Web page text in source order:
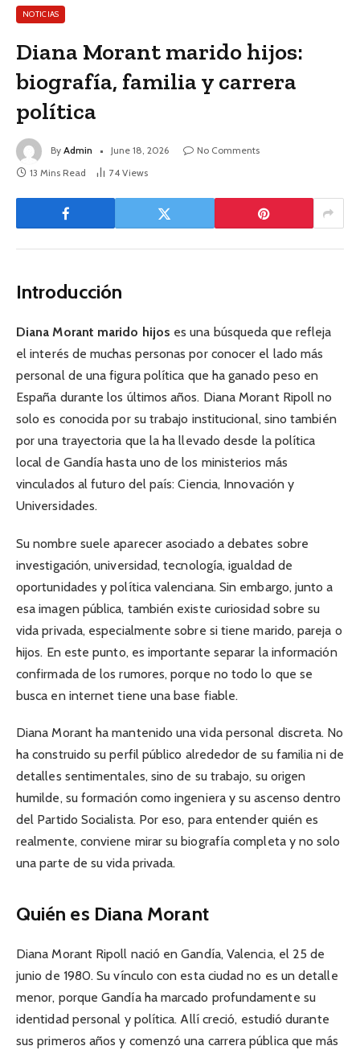
NOTICIAS
Diana Morant marido hijos:
biografía, familia y carrera
política
By Admin June 18, 2026
No Comments
13 Mins Read
74 Views
Introducción
Diana Morant marido hijos es una búsqueda que refleja
el interés de muchas personas por conocer el lado más
personal de una figura política que ha ganado peso en
España durante los últimos años. Diana Morant Ripoll no
solo es conocida por su trabajo institucional, sino también
por una trayectoria que la ha llevado desde la política
local de Gandía hasta uno de los ministerios más
vinculados al futuro del país: Ciencia, Innovación y
Universidades.
Su nombre suele aparecer asociado a debates sobre
investigación, universidad, tecnología, igualdad de
oportunidades y política valenciana. Sin embargo, junto a
esa imagen pública, también existe curiosidad sobre su
vida privada, especialmente sobre si tiene marido, pareja o
hijos. En este punto, es importante separar la información
confirmada de los rumores, porque no todo lo que se
busca en internet tiene una base fiable.
Diana Morant ha mantenido una vida personal discreta. No
ha construido su perfil público alrededor de su familia ni de
detalles sentimentales, sino de su trabajo, su origen
humilde, su formación como ingeniera y su ascenso dentro
del Partido Socialista. Por eso, para entender quién es
realmente, conviene mirar su biografía completa y no solo
una parte de su vida privada.
Quién es Diana Morant
Diana Morant Ripoll nació en Gandía, Valencia, el 25 de
junio de 1980. Su vínculo con esta ciudad no es un detalle
menor, porque Gandía ha marcado profundamente su
identidad personal y política. Allí creció, estudió durante
sus primeros años y comenzó una carrera pública que más